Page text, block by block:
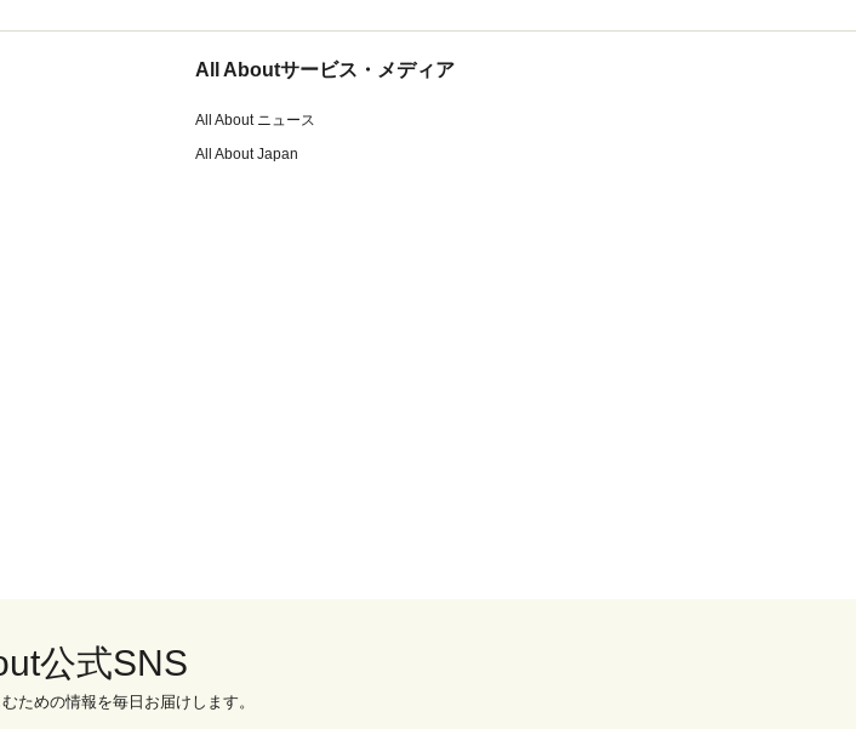
All Aboutサービス・メディア
All About ニュース
All About Japan
公式SNS
ための情報を毎日お届けします。